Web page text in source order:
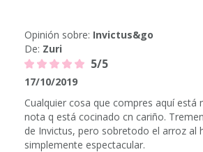
Opinión sobre: Invictus&go
De: Zuri
5/5
17/10/2019
Cualquier cosa que compres aquí está
nota q está cocinado cn cariño.
de Invictus, pero sobretodo el arroz al
simplemente espectacular.